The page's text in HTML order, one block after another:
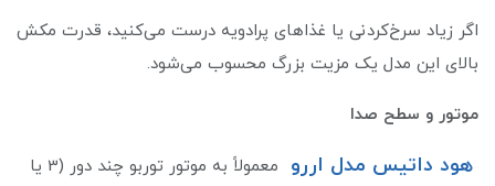
اگر زیاد سرخ‌کردنی یا غذاهای پرادویه درست می‌کنید، قدرت مکش
بالای این مدل یک مزیت بزرگ محسوب می‌شود.
موتور و سطح صدا
هود داتیس مدل اررو معمولاً به موتور توربو چند دور (3 یا